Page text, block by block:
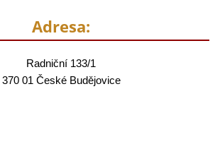
Adresa:
Radniční 133/1
370 01 České Budějovice